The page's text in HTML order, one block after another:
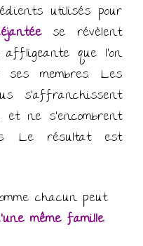
utilisés pour
se révèlent
que l’on
ses membres. Les
s’affranchissent
ne s’encombrent
Le résultat est
chacun peut
même famille.